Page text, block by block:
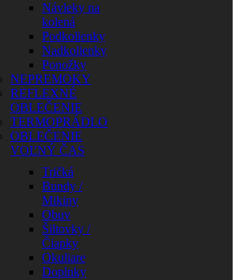
Návleky na
kolená
Podkolienky
Nadkolienky
Ponožky
NEPREMOKY
REFLEXNÉ
OBLEČENIE
TERMOPRÁDLO
OBLEČENIE
VOĽNÝ ČAS
Tričká
Bundy /
Mikiny
Obuv
Šiltovky /
Čiapky
Okuliare
Doplnky